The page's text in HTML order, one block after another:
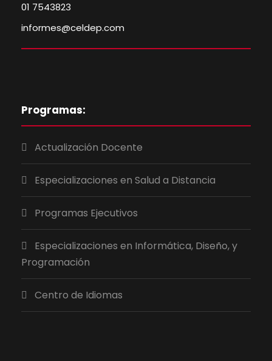
01 7543823
informes@celdep.com
Programas:
Actualización Docente
Especializaciones en Salud a Distancia
Programas Ejecutivos
Especializaciones en Informática, Diseño, y
Programación
Centro de Idiomas